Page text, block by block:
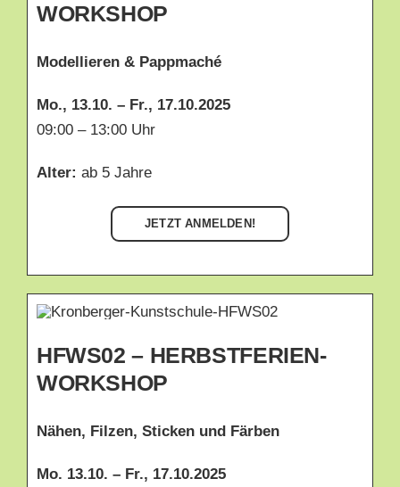
WORKSHOP
Modellieren & Pappmaché
Mo., 13.10. – Fr., 17.10.2025
09:00 – 13:00 Uhr
Alter: ab 5 Jahre
JETZT ANMELDEN!
HFWS02 – HERBSTFERIEN-
WORKSHOP
Nähen, Filzen, Sticken und Färben
Mo. 13.10. – Fr., 17.10.2025